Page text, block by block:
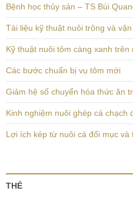
Bệnh học thủy sản – TS Bùi
Tài liệu kỹ thuật nuôi trông và
Kỹ thuật nuôi tôm càng xanh trên
Các bước chuẩn bị vụ tôm mới
Giảm hệ số chuyển hóa thức ăn
Kinh nghiệm nuôi ghép cá chạch
Lợi ích kép từ nuôi cá đối mục và
THẺ